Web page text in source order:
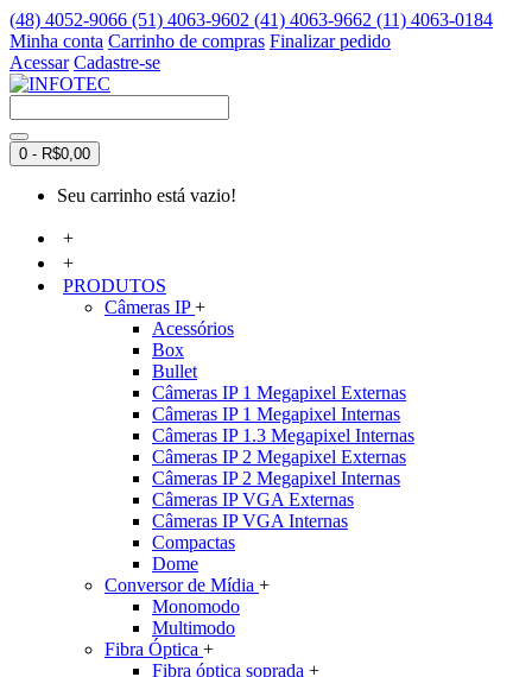
(48) 4052-9066 (51) 4063-9602 (41) 4063-9662 (11) 4063-0184
Minha conta Carrinho de compras Finalizar pedido
Acessar Cadastre-se
0 - R$0,00
Seu carrinho está vazio!
+
+
PRODUTOS
Câmeras IP+
Acessórios
Box
Bullet
Câmeras IP 1 Megapixel Externas
Câmeras IP 1 Megapixel Internas
Câmeras IP 1.3 Megapixel Internas
Câmeras IP 2 Megapixel Externas
Câmeras IP 2 Megapixel Internas
Câmeras IP VGA Externas
Câmeras IP VGA Internas
Compactas
Dome
Conversor de Mídia +
Monomodo
Multimodo
Fibra Óptica +
Fibra óptica soprada +